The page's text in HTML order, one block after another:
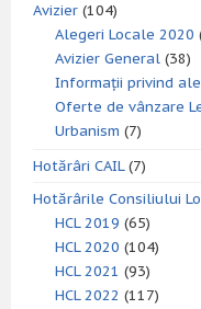
Avizier (104)
Alegeri Locale 2020
Avizier General (38)
Informații privind
Oferte de vânzare
Urbanism (7)
Hotărâri CAIL(7)
Hotărârile Consiliului
HCL 2019 (65)
HCL 2020 (104)
HCL 2021 (93)
HCL 2022 (117)